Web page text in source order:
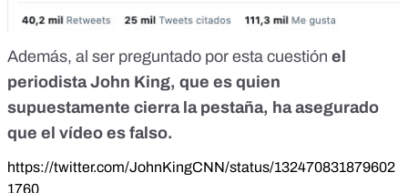
Además, al ser preguntado por esta cuestión el
periodista John King, que es quien
supuestamente cierra la pestaña, ha asegurado
que el vídeo es falso.
https://twitter.com/JohnKingCNN/status/132470831879602
1760